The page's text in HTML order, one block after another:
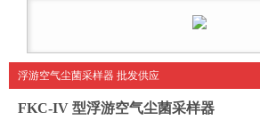
浮游空气尘菌采样器 批发供应
FKC-IV 型浮游空气尘菌采样器